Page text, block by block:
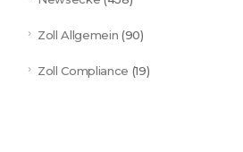
Zoll Allgemein (90)
Zoll Compliance (19)